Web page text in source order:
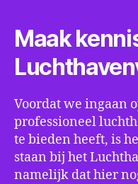
Maak
Voordat we ingaan
professioneel
te bieden heeft, is
staan bij het
namelijk dat hier